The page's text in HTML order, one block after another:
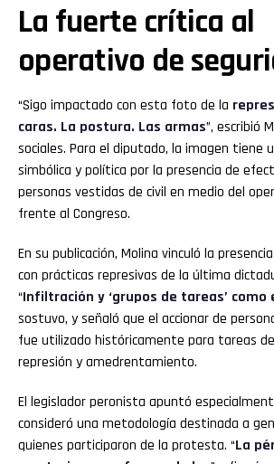
La fuerte crítica al
operativo de
“Sigo impactado con esta foto de la
caras. La postura. Las armas”, escribió
sociales. Para el diputado, la imagen tiene
simbólica y política por la presencia de
personas vestidas de civil en medio del
frente al Congreso.
En su publicación, Molina vinculó la
con prácticas represivas de la última
“Infiltración y ‘grupos de tareas’ como
sostuvo, y señaló que el accionar de
fue utilizado históricamente para tareas
represión y amedrentamiento.
El legislador peronista apuntó
consideró una metodología destinada a
quienes participaron de la protesta. “La